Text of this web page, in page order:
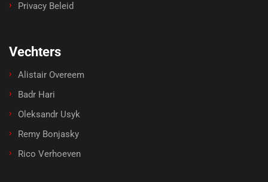
Privacy Beleid
Vechters
Alistair Overeem
Badr Hari
Oleksandr Usyk
Remy Bonjasky
Rico Verhoeven